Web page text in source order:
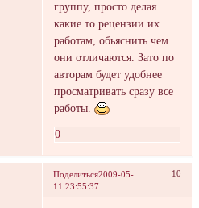
группу, просто делая
какие то рецензии их
работам, обьяснить чем
они отличаются. Зато по
авторам будет удобнее
просматривать сразу все
работы.
0
Поделиться 10
2009-05-
11 23:55:37